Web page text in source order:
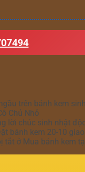
trên bánh kem
Chủ Nhỏ
lời chúc sinh nhật
bánh kem 20-10
tắt ở Mua bánh kem